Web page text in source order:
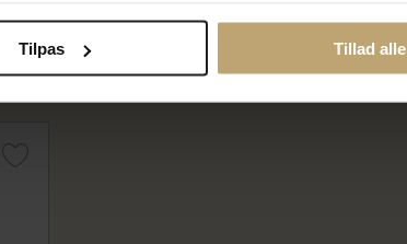
Tilpas Tillad alle
299,95 kr
239,96 kr
På lager